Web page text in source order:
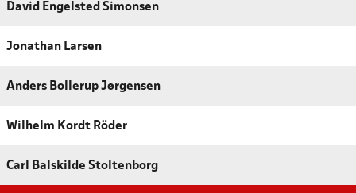
David Engelsted Simonsen
Jonathan Larsen
Anders Bollerup Jørgensen
Wilhelm Kordt Röder
Carl Balskilde Stoltenborg